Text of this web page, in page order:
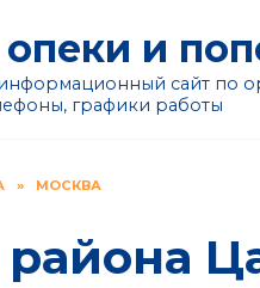
и
сайт по
графики работы
» МОСКВА